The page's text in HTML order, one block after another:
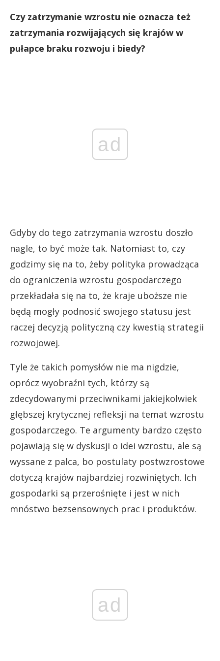
Czy zatrzymanie wzrostu nie oznacza też
zatrzymania rozwijających się krajów w
pułapce braku rozwoju i biedy?
ad
Gdyby do tego zatrzymania wzrostu doszło
nagle, to być może tak. Natomiast to, czy
godzimy się na to, żeby polityka prowadząca
do ograniczenia wzrostu gospodarczego
przekładała się na to, że kraje uboższe nie
będą mogły podnosić swojego statusu jest
raczej decyzją polityczną czy kwestią strategii
rozwojowej.
Tyle że takich pomysłów nie ma nigdzie,
oprócz wyobraźni tych, którzy są
zdecydowanymi przeciwnikami jakiejkolwiek
głębszej krytycznej refleksji na temat wzrostu
gospodarczego. Te argumenty bardzo często
pojawiają się w dyskusji o idei wzrostu, ale są
wyssane z palca, bo postulaty postwzrostowe
dotyczą krajów najbardziej rozwiniętych. Ich
gospodarki są przerośnięte i jest w nich
mnóstwo bezsensownych prac i produktów.
ad